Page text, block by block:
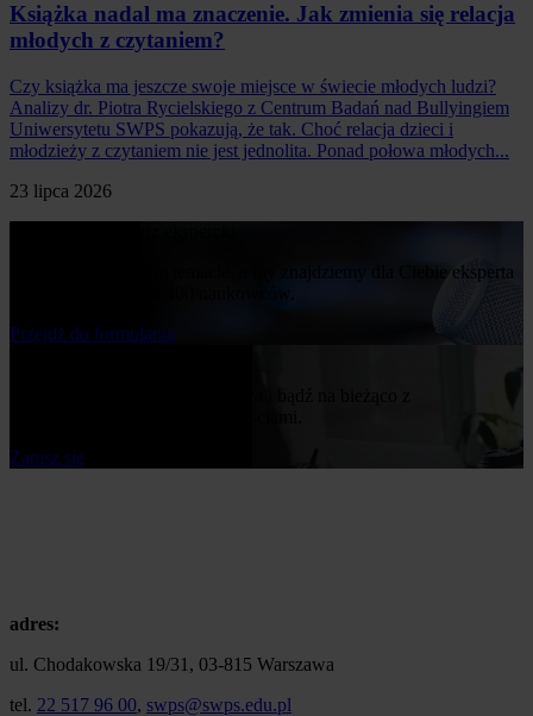
Książka nadal ma znaczenie. Jak zmienia się relacja
młodych z czytaniem?
Czy książka ma jeszcze swoje miejsce w świecie młodych ludzi?
Analizy dr. Piotra Rycielskiego z Centrum Badań nad Bullyingiem
Uniwersytetu SWPS pokazują, że tak. Choć relacja dzieci i
młodzieży z czytaniem nie jest jednolita. Ponad połowa młodych...
23 lipca 2026
Napisz nam o swoim temacie, a my znajdziemy dla Ciebie eksperta
Przejdż do formularza
Zapisz się
adres:
ul. Chodakowska 19/31, 03-815 Warszawa
tel. 22 517 96 00, swps@swps.edu.pl